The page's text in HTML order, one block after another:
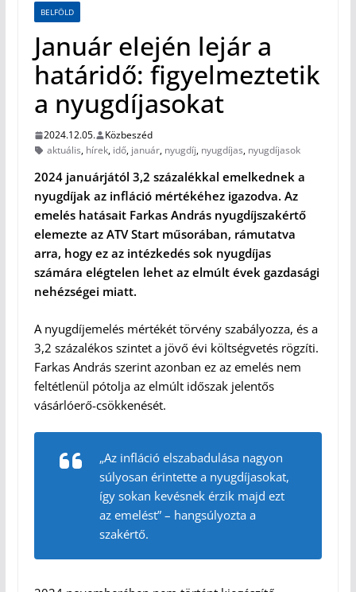
BELFÖLD
Január elején lejár a
határidő: figyelmeztetik
a nyugdíjasokat
2024.12.05.
Közbeszéd
aktuális, hírek, idő, január, nyugdíj, nyugdíjas, nyugdíjasok
2024 januárjától 3,2 százalékkal emelkednek a
nyugdíjak az infláció mértékéhez igazodva. Az
emelés hatásait Farkas András nyugdíjszakértő
elemezte az ATV Start műsorában, rámutatva
arra, hogy ez az intézkedés sok nyugdíjas
számára elégtelen lehet az elmúlt évek gazdasági
nehézségei miatt.
A nyugdíjemelés mértékét törvény szabályozza, és a
3,2 százalékos szintet a jövő évi költségvetés rögzíti.
Farkas András szerint azonban ez az emelés nem
feltétlenül pótolja az elmúlt időszak jelentős
vásárlóerő-csökkenését.
„Az infláció elszabadulása nagyon
súlyosan érintette a nyugdíjasokat,
így sokan kevésnek érzik majd ezt
az emelést” – hangsúlyozta a
szakértő.